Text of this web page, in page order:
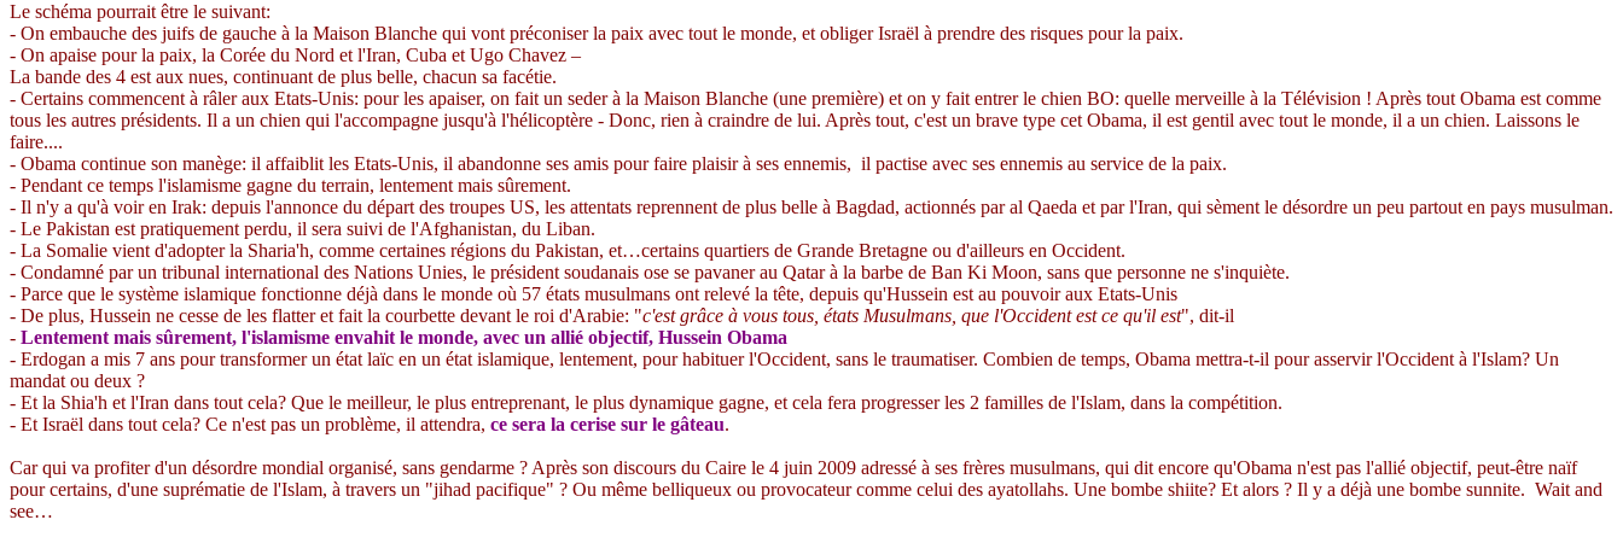
Le schéma pourrait être le suivant:
- On embauche des juifs de gauche à la Maison Blanche qui vont préconiser la paix avec tout le monde, et obliger Israël à prendre des risques pour la paix.
- On apaise pour la paix, la Corée du Nord et l'Iran, Cuba et Ugo Chavez –
La bande des 4 est aux nues, continuant de plus belle, chacun sa facétie.
- Certains commencent à râler aux Etats-Unis: pour les apaiser, on fait un seder à la Maison Blanche (une première) et on y fait entrer le chien BO: quelle merveille à la Télévision ! Après tout Obama est comme
tous les autres présidents. Il a un chien qui l'accompagne jusqu'à l'hélicoptère - Donc, rien à craindre de lui. Après tout, c'est un brave type cet Obama, il est gentil avec tout le monde, il a un chien. Laissons le
faire....
- Obama continue son manège: il affaiblit les Etats-Unis, il abandonne ses amis pour faire plaisir à ses ennemis, il pactise avec ses ennemis au service de la paix.
- Pendant ce temps l'islamisme gagne du terrain, lentement mais sûrement.
- Il n'y a qu'à voir en Irak: depuis l'annonce du départ des troupes US, les attentats reprennent de plus belle à Bagdad, actionnés par al Qaeda et par l'Iran, qui sèment le désordre un peu partout en pays musulman.
- Le Pakistan est pratiquement perdu, il sera suivi de l'Afghanistan, du Liban.
- La Somalie vient d'adopter la Sharia'h, comme certaines régions du Pakistan, et…certains quartiers de Grande Bretagne ou d'ailleurs en Occident.
- Condamné par un tribunal international des Nations Unies, le président soudanais ose se pavaner au Qatar à la barbe de Ban Ki Moon, sans que personne ne s'inquiète.
- Parce que le système islamique fonctionne déjà dans le monde où 57 états musulmans ont relevé la tête, depuis qu'Hussein est au pouvoir aux Etats-Unis
- De plus, Hussein ne cesse de les flatter et fait la courbette devant le roi d'Arabie: "c'est grâce à vous tous, états Musulmans, que l'Occident est ce qu'il est", dit-il
- Lentement mais sûrement, l'islamisme envahit le monde, avec un allié objectif, Hussein Obama
- Erdogan a mis 7 ans pour transformer un état laïc en un état islamique, lentement, pour habituer l'Occident, sans le traumatiser. Combien de temps, Obama mettra-t-il pour asservir l'Occident à l'Islam? Un
mandat ou deux ?
- Et la Shia'h et l'Iran dans tout cela? Que le meilleur, le plus entreprenant, le plus dynamique gagne, et cela fera progresser les 2 familles de l'Islam, dans la compétition.
- Et Israël dans tout cela? Ce n'est pas un problème, il attendra, ce sera la cerise sur le gâteau.
Car qui va profiter d'un désordre mondial organisé, sans gendarme ? Après son discours du Caire le 4 juin 2009 adressé à ses frères musulmans, qui dit encore qu'Obama n'est pas l'allié objectif, peut-être naïf
pour certains, d'une suprématie de l'Islam, à travers un "jihad pacifique" ? Ou même belliqueux ou provocateur comme celui des ayatollahs. Une bombe shiite? Et alors ? Il y a déjà une bombe sunnite. Wait and
see…